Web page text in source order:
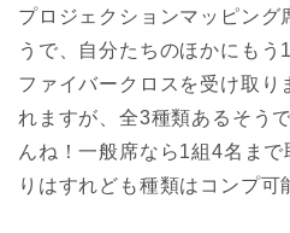
プロジェクションマッピング
うで、自分たちのほかにもう
ファイバークロスを受け取り
れますが、全3種類あるそう
んね！一般席なら1組4名ま
りはすれども種類はコンプ可